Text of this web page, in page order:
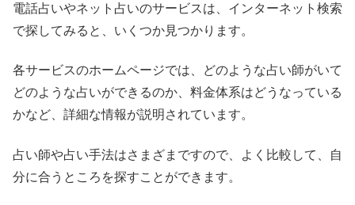
電話占いやネット占いのサービスは、インターネット検索
で探してみると、いくつか見つかります。
各サービスのホームページでは、どのような占い師がいて
どのような占いができるのか、料金体系はどうなっている
かなど、詳細な情報が説明されています。
占い師や占い手法はさまざまですので、よく比較して、自
分に合うところを探すことができます。